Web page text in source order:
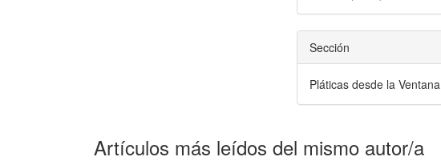
Sección
Pláticas desde la Ventana
Artículos más leídos del mismo autor/a